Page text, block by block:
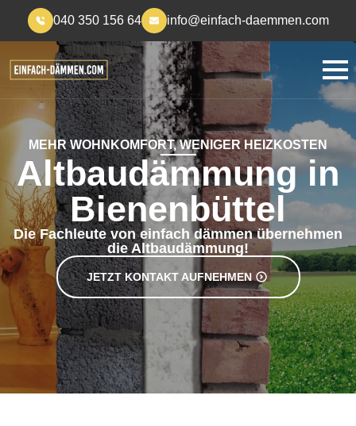
040 350 156 64 info@einfach-daemmen.com
MEHR WOHNKOMFORT, WENIGER HEIZKOSTEN
Altbaudämmung in
Bienenbüttel
Die Fachleute von einfach dämmen übernehmen
die Altbaudämmung!
JETZT KONTAKT AUFNEHMEN